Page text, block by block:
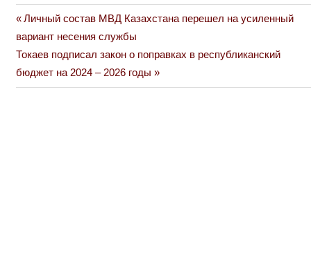
Навигация
по
записям
Previous
Post:
Личный состав МВД Казахстана перешел на усиленный
вариант несения службы
Next
Post:
Токаев подписал закон о поправках в республиканский
бюджет на 2024 – 2026 годы